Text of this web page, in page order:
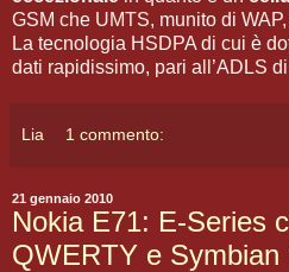
GSM che UMTS, munito di
La tecnologia HSDPA di cui è
dati rapidissimo, pari all’ADLS
Lia 1 commento:
21 gennaio 2010
Nokia E71: E-Series
QWERTY e Symbian